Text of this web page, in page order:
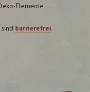
Elemente ...
barrierefrei.